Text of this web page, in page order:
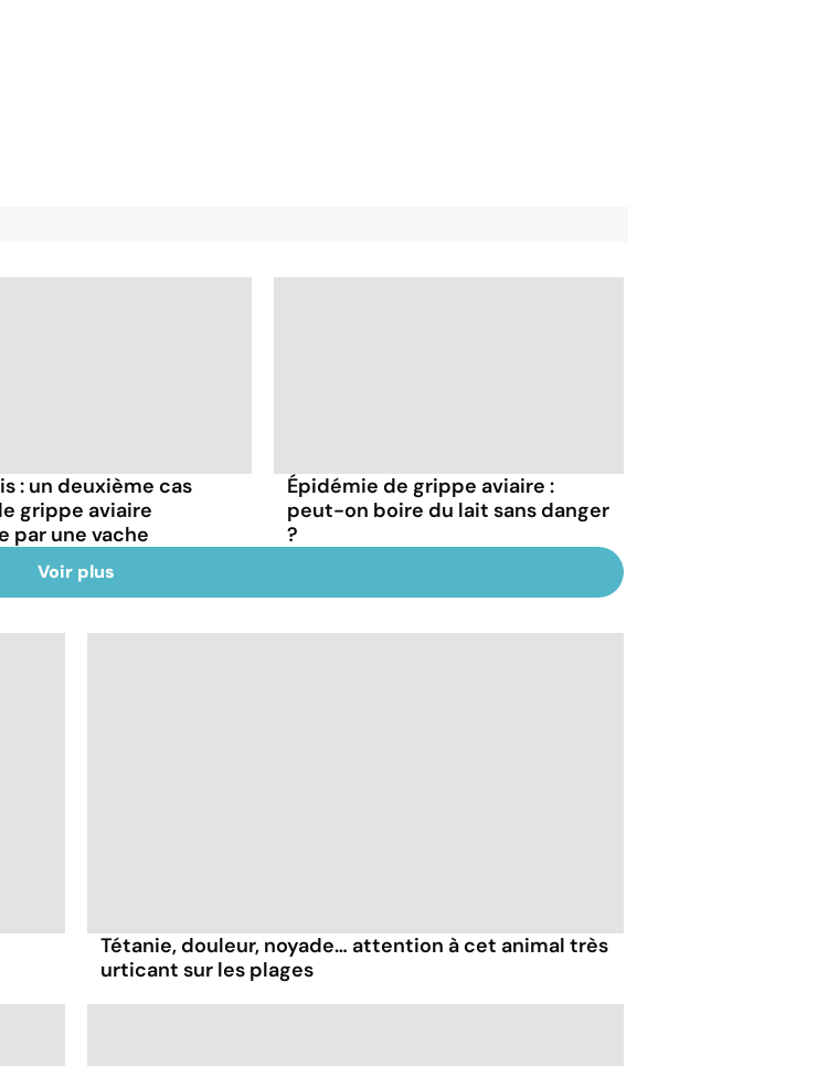
: un deuxième cas
grippe aviaire
par une vache
Épidémie de grippe aviaire :
peut-on boire du lait sans danger
?
Voir plus
Tétanie, douleur, noyade… attention à cet animal très
urticant sur les plages